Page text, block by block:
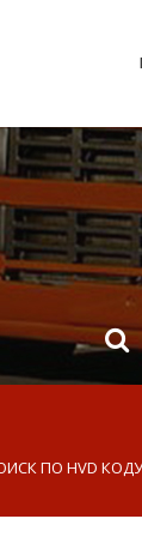
ПО HVD КОДУ